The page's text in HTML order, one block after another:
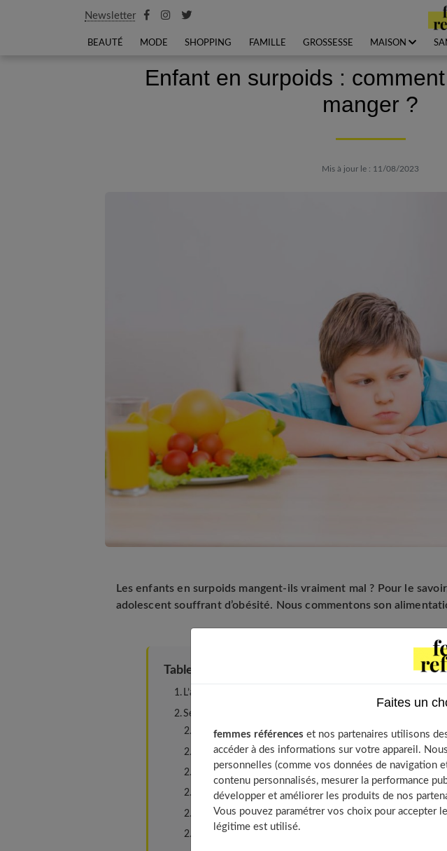
Newsletter
BEAUTÉ MODE SHOPPING FAMILLE GROSSESSE MAISON
Enfant en surpoids :
manger ?
Mis à jour le : 11/08/2023
Les enfants en surpoids mangent-ils vraiment mal ? Pour le
adolescent souffrant d’obésité. Nous commentons son
Table of Contents
L’analyse de son alimentation
Ses 6 jours de menus pour retrouver un bon équilibre
Jour 1
Jour 2
Jour 3
Jour 4
Jour 5
Jour 6
Faites un
femmes références et nos partenaires utilisons
accéder à des informations sur votre appareil.
personnelles (comme vos données de navigation
contenu personnalisés, mesurer la performance
développer et améliorer les produits de nos
Vous pouvez paramétrer vos choix pour accepter
légitime est utilisé.